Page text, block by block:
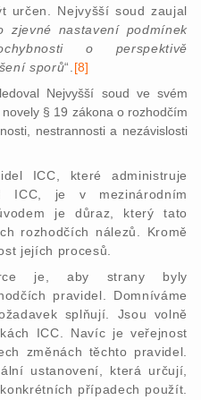
určen. Nejvyšší soud zaujal
zjevné nastavení podmínek
o perspektivě
sporů“. [8]
Nejvyšší soud ve svém
§ 19 zákona o rozhodčím
nestrannosti a nezávislosti
ICC, které administruje
ICC, je v mezinárodním
je důraz, který tato
rozhodčích nálezů. Kromě
jejích procesů.
je, aby strany byly
pravidel. Domníváme
splňují. Jsou volně
ICC. Navíc je veřejnost
změnách těchto pravidel.
ustanovení, která určují,
případech použít.